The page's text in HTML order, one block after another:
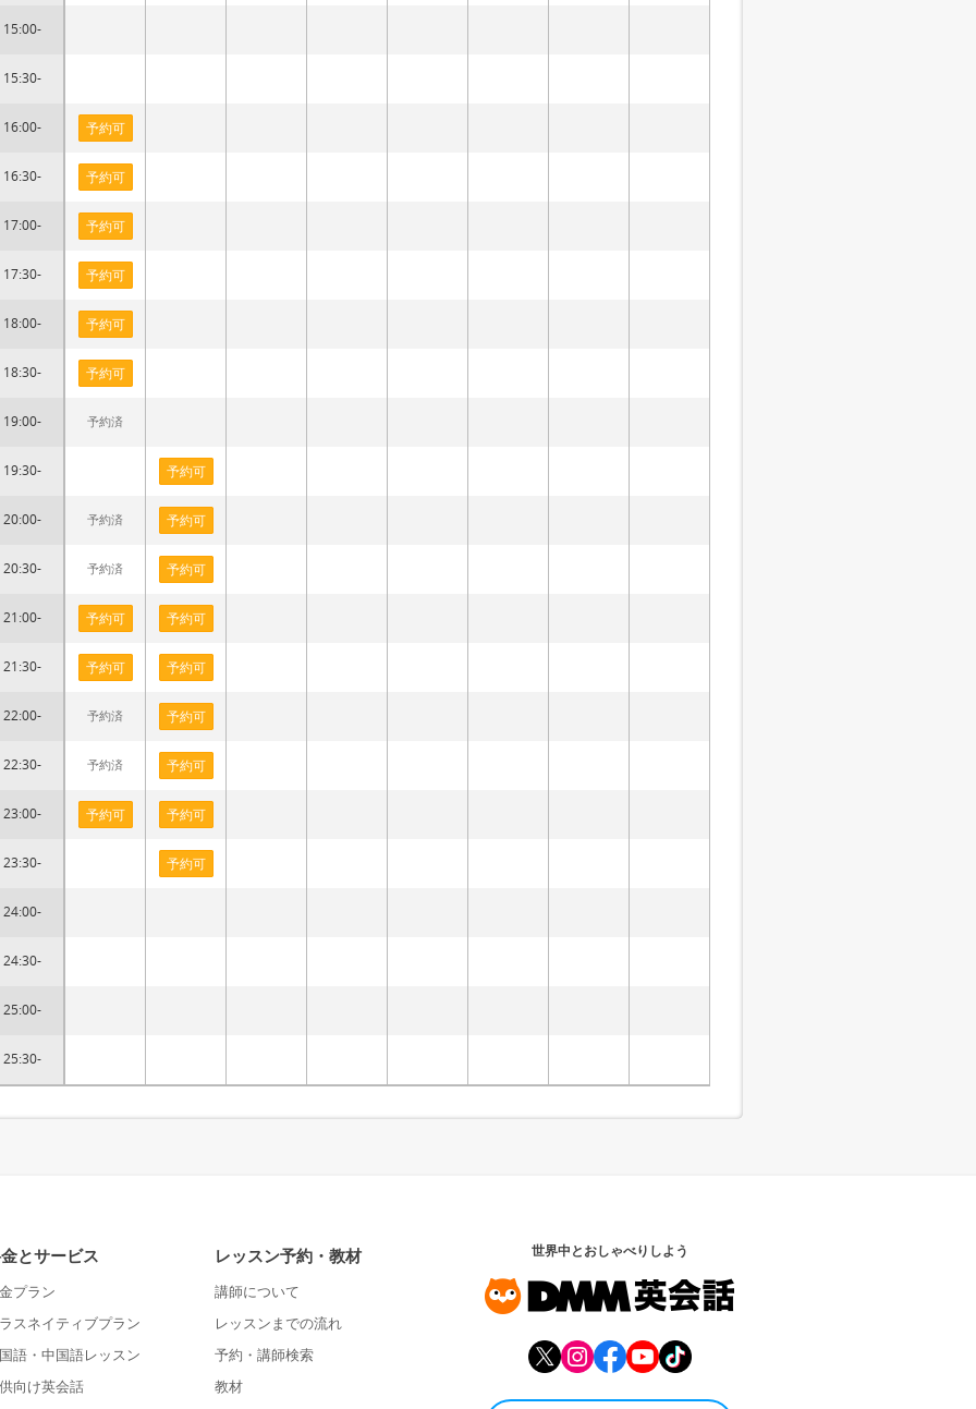
15:00-
15:30-
16:00-
16:30-
17:00-
17:30-
18:00-
18:30-
19:00-
19:30-
20:00-
20:30-
21:00-
21:30-
22:00-
22:30-
23:00-
23:30-
24:00-
24:30-
25:00-
25:30-
予約可
予約可
予約可
予約可
予約可
予約可
予約済
予約済
予約済
予約可
予約可
予約済
予約済
予約可
予約可
予約可
予約可
予約可
予約可
予約可
予約可
予約可
予約可
とサービス
プラン
スネイティブプラン
語・中国語レッスン
向け英会話
レッスン予約・教材
講師について
レッスンまでの流れ
予約・講師検索
教材
世界中とおしゃべりしよう